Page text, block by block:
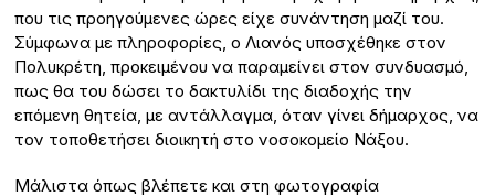
που τις προηγούμενες ώρες είχε συνάντηση μαζί του.
Σύμφωνα με πληροφορίες, ο Λιανός υποσχέθηκε στον
Πολυκρέτη, προκειμένου να παραμείνει στον συνδυασμό,
πως θα του δώσει το δακτυλίδι της διαδοχής την
επόμενη θητεία, με αντάλλαγμα, όταν γίνει δήμαρχος, να
τον τοποθετήσει διοικητή στο νοσοκομείο Νάξου.
Μάλιστα όπως βλέπετε και στη φωτογραφία